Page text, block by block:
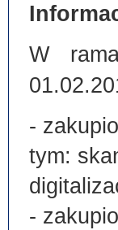
W
-
tym:
-